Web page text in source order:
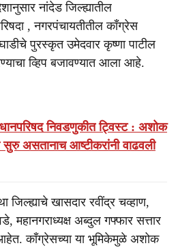
नांदेड जिल्ह्यातील
, नगरपंचायतीतील काँग्रेस
पुरस्कृत उमेदवार कृष्णा पाटील
व्हिप बजावण्यात आला आहे.
निवडणुकीत ट्विस्ट : अशोक
सुरु असतानाच आष्टीकरांनी वाढवली
जिल्ह्याचे खासदार रवींद्र चव्हाण,
महानगराध्यक्ष अब्दुल गफ्फार सत्तार
आहेत. काँग्रेसच्या या भूमिकेमुळे अशोक